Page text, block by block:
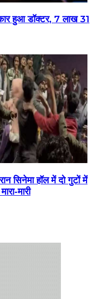
हुआ डॉक्टर, 7 लाख 31
सिनेमा हॉल में दो गुटों में
मारी